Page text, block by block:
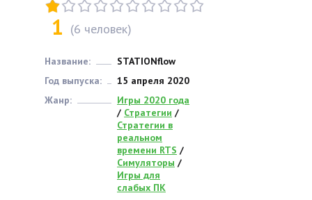
1 (6 человек)
Название:
STATIONflow
Год выпуска:
15 апреля 2020
Жанр:
Игры 2020 года
/ Стратегии /
Стратегии в
реальном
времени RTS /
Симуляторы /
Игры для
слабых ПК